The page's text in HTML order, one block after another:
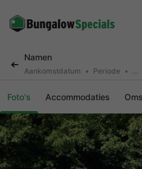
Namen
Aankomstdatum Periode 2
Foto's Accommodaties